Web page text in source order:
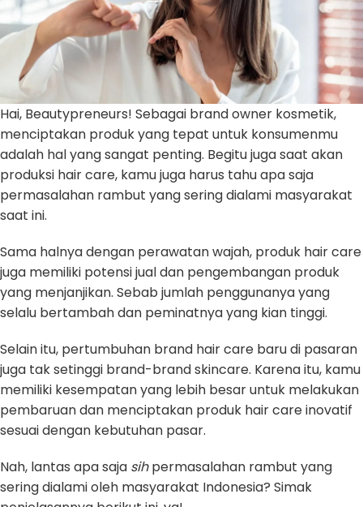
Hai, Beautypreneurs! Sebagai brand owner kosmetik,
menciptakan produk yang tepat untuk konsumenmu
adalah hal yang sangat penting. Begitu juga saat akan
produksi hair care, kamu juga harus tahu apa saja
permasalahan rambut yang sering dialami masyarakat
saat ini.
Sama halnya dengan perawatan wajah, produk hair care
juga memiliki potensi jual dan pengembangan produk
yang menjanjikan. Sebab jumlah penggunanya yang
selalu bertambah dan peminatnya yang kian tinggi.
Selain itu, pertumbuhan brand hair care baru di pasaran
juga tak setinggi brand-brand skincare. Karena itu, kamu
memiliki kesempatan yang lebih besar untuk melakukan
pembaruan dan menciptakan produk hair care inovatif
sesuai dengan kebutuhan pasar.
Nah, lantas apa saja sihpermasalahan rambut yang
sering dialami oleh masyarakat Indonesia? Simak